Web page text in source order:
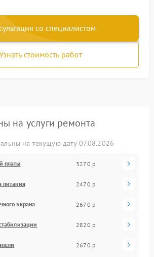
со специалистом
стоимость работ
на услуги ремонта
на текущую дату 07.08.2026
платы 3270 р
питания 2470 р
экрана 2670 р
2820 р
2670 р